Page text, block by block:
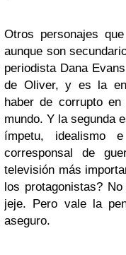
Otros personajes
aunque son
periodista Dana
de Oliver, y es la
haber de corrupto
mundo. Y la segunda
ímpetu, idealismo
corresponsal de
televisión más
los protagonistas?
jeje. Pero vale la
aseguro.